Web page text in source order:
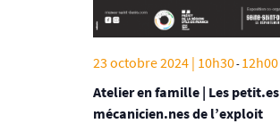
Atelier en famille | Les petit.es
mécanicien.nes de l’exploit
23 octobre 2024 | 10h30- 12h00